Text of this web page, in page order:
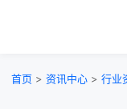
首页 > 资讯中心 > 行业